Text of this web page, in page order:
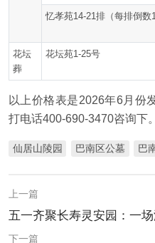
忆孝苑14-21排（每排倒数
花坛
葬
花坛苑1-25号
以上价格表是2026年6月份
打电话400-690-3470咨询下。
仙居山陵园 巴南区公墓 巴
上一篇
五一齐聚长寿灵安园：一
下一篇